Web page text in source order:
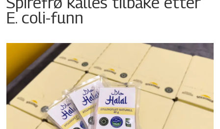
E. coli-funn